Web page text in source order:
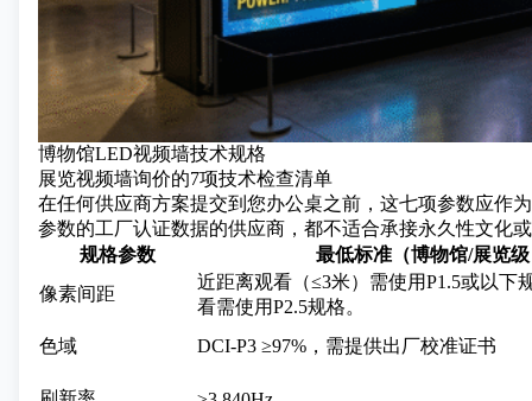
博物馆LED视频墙技术规格
展览视频墙询价的7项技术检查清单
在任何供应商方案提交到您办公桌之前，这七项参数应作
参数的工厂认证数据的供应商，都不适合承接永久性文化
规格参数
最低标准（博物馆/展览
像素间距
近距离观看（≤3米）需使用P1.5或以下
看需使用P2.5规格。
色域
DCI-P3 ≥97%，需提供出厂校准证书